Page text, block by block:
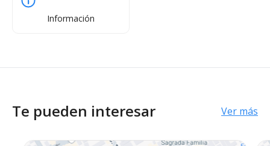
Información
Te pueden interesar Ver más